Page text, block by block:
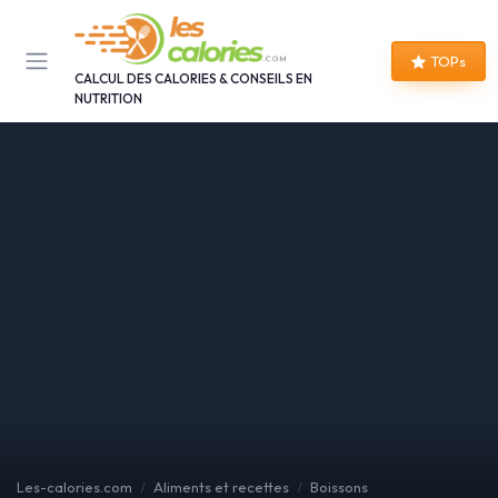
CALCUL DES CALORIES & CONSEILS EN
NUTRITION
TOPs
Les-calories.com Aliments et recettes Boissons
Panneau de gestion des cookies